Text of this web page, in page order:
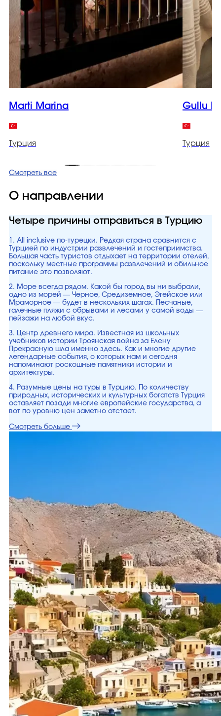
Marti Marina
Турция
Gullu
Турция
Смотреть все
О направлении
Четыре причины отправиться в Турцию
1. All inclusive по-турецки. Редкая страна сравнится с
Турцией по индустрии развлечений и гостеприимства.
Большая часть туристов отдыхает на территории отелей,
поскольку местные программы развлечений и обильное
питание это позволяют.
2. Море всегда рядом. Какой бы город вы ни выбрали,
одно из морей — Черное, Средиземное, Эгейское или
Мраморное — будет в нескольких шагах. Песчаные,
галечные пляжи с обрывами и лесами у самой воды —
пейзажи на любой вкус.
3. Центр древнего мира. Известная из школьных
учебников истории Троянская война за Елену
Прекрасную шла именно здесь. Как и многие другие
легендарные события, о которых нам и сегодня
напоминают роскошные памятники истории и
архитектуры.
4. Разумные цены на туры в Турцию. По количеству
природных, исторических и культурных богатств Турция
оставляет позади многие европейские государства, а
вот по уровню цен заметно отстает.
Смотреть больше